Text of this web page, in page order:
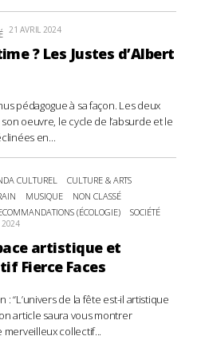
21 AVRIL 2024
? Les Justes d’Albert
pédagogue à sa façon. Les deux
oeuvre, le cycle de l’absurde et le
en...
CULTUREL
CULTURE & ARTS
MUSIQUE
NON CLASSÉ
(ÉCOLOGIE)
SOCIÉTÉ
2024
artistique et
Fierce Faces
: “L’univers de la fête est-il artistique
article saura vous montrer
collectif...